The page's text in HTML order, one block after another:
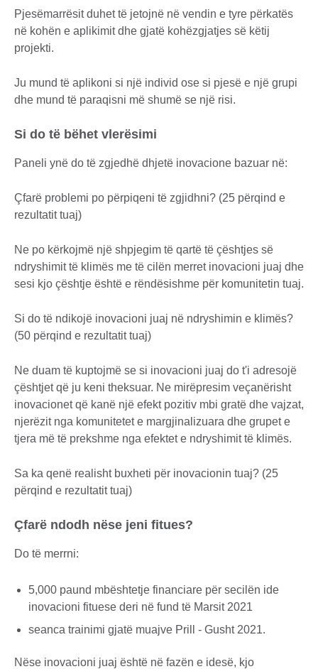
Pjesëmarrësit duhet të jetojnë në vendin e tyre përkatës
në kohën e aplikimit dhe gjatë kohëzgjatjes së këtij
projekti.
Ju mund të aplikoni si një individ ose si pjesë e një grupi
dhe mund të paraqisni më shumë se një risi.
Si do të bëhet vlerësimi
Paneli ynë do të zgjedhë dhjetë inovacione bazuar në:
Çfarë problemi po përpiqeni të zgjidhni? (25 përqind e
rezultatit tuaj)
Ne po kërkojmë një shpjegim të qartë të çështjes së
ndryshimit të klimës me të cilën merret inovacioni juaj dhe
sesi kjo çështje është e rëndësishme për komunitetin tuaj.
Si do të ndikojë inovacioni juaj në ndryshimin e klimës?
(50 përqind e rezultatit tuaj)
Ne duam të kuptojmë se si inovacioni juaj do t'i adresojë
çështjet që ju keni theksuar. Ne mirëpresim veçanërisht
inovacionet që kanë një efekt pozitiv mbi gratë dhe vajzat,
njerëzit nga komunitetet e margjinalizuara dhe grupet e
tjera më të prekshme nga efektet e ndryshimit të klimës.
Sa ka qenë realisht buxheti për inovacionin tuaj? (25
përqind e rezultatit tuaj)
Çfarë ndodh nëse jeni fitues?
Do të merrni:
5,000 paund mbështetje financiare për secilën ide
inovacioni fituese deri në fund të Marsit 2021
seanca trainimi gjatë muajve Prill - Gusht 2021.
Nëse inovacioni juaj është në fazën e idesë, kjo